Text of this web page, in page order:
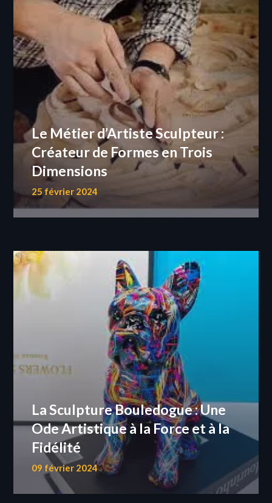
Le Métier d’Artiste Sculpteur :
Créateur de Formes en Trois
Dimensions
25 février 2024
La Sculpture Bouledogue : Une
Ode Artistique à la Force et à la
Fidélité
09 février 2024